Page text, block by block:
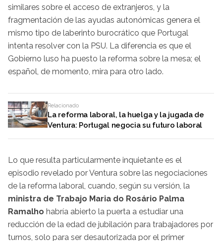
similares sobre el acceso de extranjeros, y la
fragmentación de las ayudas autonómicas genera el
mismo tipo de laberinto burocrático que Portugal
intenta resolver con la PSU. La diferencia es que el
Gobierno luso ha puesto la reforma sobre la mesa; el
español, de momento, mira para otro lado.
Relacionado
La reforma laboral, la huelga y la jugada de
Ventura: Portugal negocia su futuro laboral
Lo que resulta particularmente inquietante es el
episodio revelado por Ventura sobre las negociaciones
de la reforma laboral, cuando, según su versión, la
ministra de Trabajo Maria do Rosário Palma
Ramalho habría abierto la puerta a estudiar una
reducción de la edad de jubilación para trabajadores por
turnos, solo para ser desautorizada por el primer